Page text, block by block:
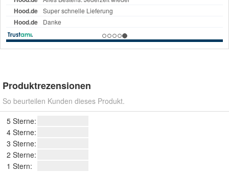
Produktrezensionen
So beurteilen Kunden dieses Produkt.
5 Sterne:
4 Sterne:
3 Sterne:
2 Sterne:
1 Stern: